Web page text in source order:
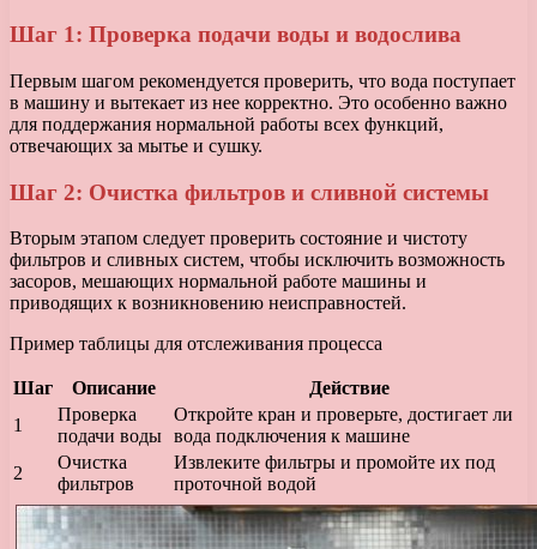
Шаг 1: Проверка подачи воды и водослива
Первым шагом рекомендуется проверить, что вода поступает
в машину и вытекает из нее корректно. Это особенно важно
для поддержания нормальной работы всех функций,
отвечающих за мытье и сушку.
Шаг 2: Очистка фильтров и сливной системы
Вторым этапом следует проверить состояние и чистоту
фильтров и сливных систем, чтобы исключить возможность
засоров, мешающих нормальной работе машины и
приводящих к возникновению неисправностей.
Пример таблицы для отслеживания процесса
Шаг Описание
Действие
1
Проверка
подачи воды
Откройте кран и проверьте, достигает ли
вода подключения к машине
2
Очистка
фильтров
Извлеките фильтры и промойте их под
проточной водой